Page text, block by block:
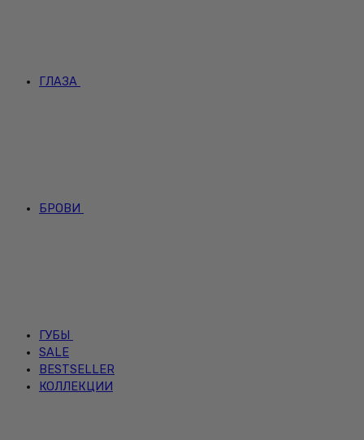
ГЛАЗА
БРОВИ
ГУБЫ
SALE
BESTSELLER
КОЛЛЕКЦИИ